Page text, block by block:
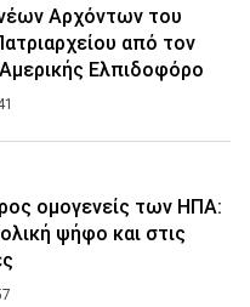
Αρχόντων του
από τον
Ελπιδοφόρο
ομογενείς των ΗΠΑ:
ψήφο και στις